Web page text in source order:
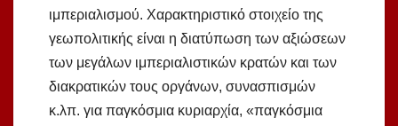
ιμπεριαλισμού. Χαρακτηριστικό στοιχείο της
γεωπολιτικής είναι η διατύπωση των αξιώσεων
των μεγάλων ιμπεριαλιστικών κρατών και των
διακρατικών τους οργάνων, συνασπισμών
κ.λπ. για παγκόσμια κυριαρχία, «παγκόσμια